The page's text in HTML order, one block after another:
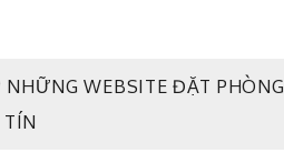
NHỮNG WEBSITE ĐẶT PHÒNG
TÍN